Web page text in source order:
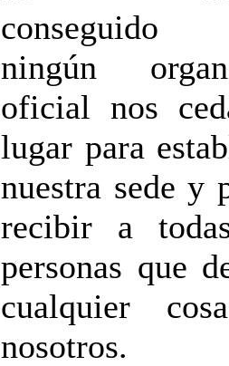
conseguido
ningún
oficial nos
lugar para
nuestra sede y
recibir a
personas que
cualquier
nosotros.